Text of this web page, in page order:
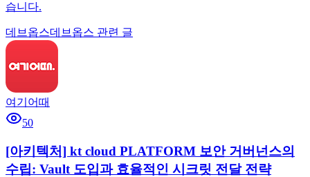
습니다.
데브옵스데브옵스 관련 글
여기어때
50
[아키텍처] kt cloud PLATFORM 보안 거버넌스의
수립: Vault 도입과 효율적인 시크릿 전달 전략